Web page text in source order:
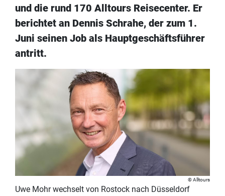
und die rund 170 Alltours Reisecenter. Er
berichtet an Dennis Schrahe, der zum 1.
Juni seinen Job als Hauptgeschäftsführer
antritt.
Alltours
Uwe Mohr wechselt von Rostock nach Düsseldorf